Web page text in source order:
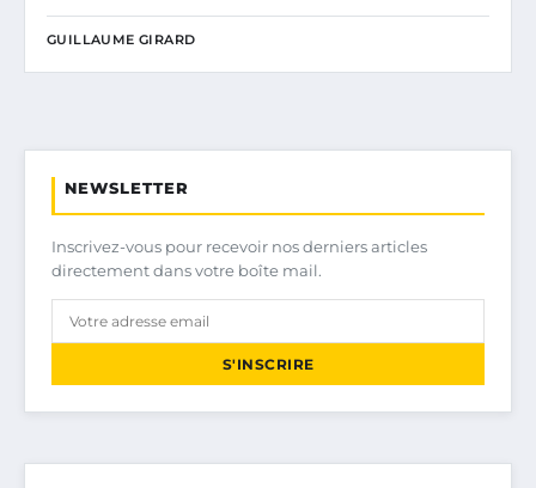
GUILLAUME GIRARD
NEWSLETTER
Inscrivez-vous pour recevoir nos derniers articles
directement dans votre boîte mail.
S'INSCRIRE